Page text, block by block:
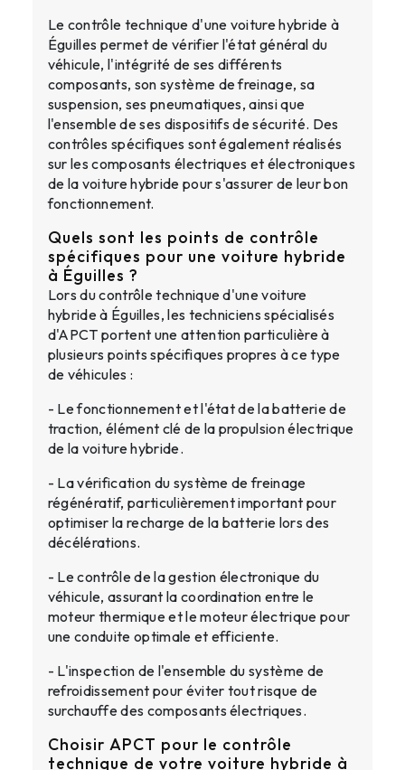
Le contrôle technique d'une voiture hybride à
Éguilles permet de vérifier l'état général du
véhicule, l'intégrité de ses différents
composants, son système de freinage, sa
suspension, ses pneumatiques, ainsi que
l'ensemble de ses dispositifs de sécurité. Des
contrôles spécifiques sont également réalisés
sur les composants électriques et électroniques
de la voiture hybride pour s'assurer de leur bon
fonctionnement.
Quels sont les points de contrôle
spécifiques pour une voiture hybride
à Éguilles ?
Lors du contrôle technique d'une voiture
hybride à Éguilles, les techniciens spécialisés
d'APCT portent une attention particulière à
plusieurs points spécifiques propres à ce type
de véhicules :
- Le fonctionnement et l'état de la batterie de
traction, élément clé de la propulsion électrique
de la voiture hybride.
- La vérification du système de freinage
régénératif, particulièrement important pour
optimiser la recharge de la batterie lors des
décélérations.
- Le contrôle de la gestion électronique du
véhicule, assurant la coordination entre le
moteur thermique et le moteur électrique pour
une conduite optimale et efficiente.
- L'inspection de l'ensemble du système de
refroidissement pour éviter tout risque de
surchauffe des composants électriques.
Choisir APCT pour le contrôle
technique de votre voiture hybride à